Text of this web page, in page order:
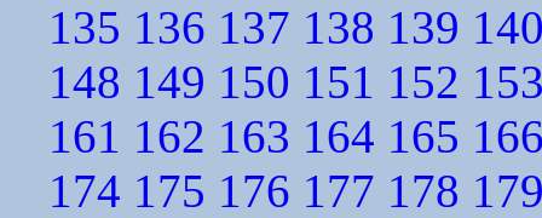
135 136 137 138 139
148 149 150 151 152
161 162 163 164 165
174 175 176 177 178